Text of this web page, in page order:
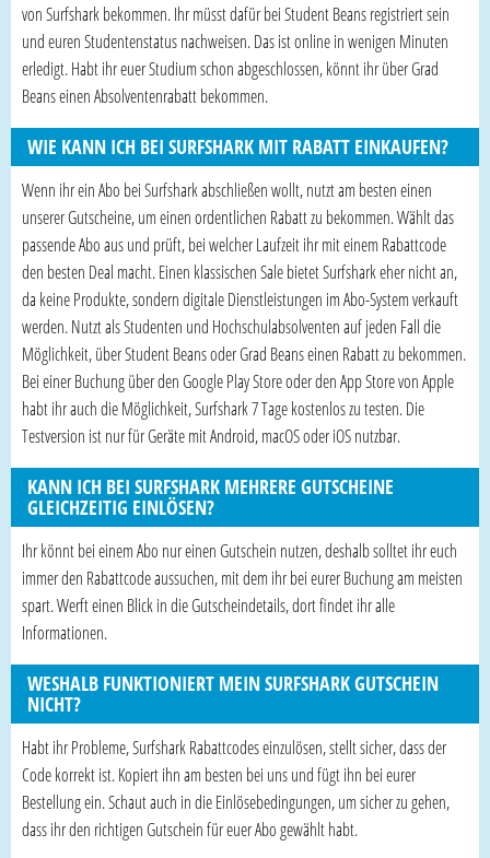
von Surfshark bekommen. Ihr müsst dafür bei Student Beans registriert sein
und euren Studentenstatus nachweisen. Das ist online in wenigen Minuten
erledigt. Habt ihr euer Studium schon abgeschlossen, könnt ihr über Grad
Beans einen Absolventenrabatt bekommen.
WIE KANN ICH BEI SURFSHARK MIT RABATT EINKAUFEN?
Wenn ihr ein Abo bei Surfshark abschließen wollt, nutzt am besten einen
unserer Gutscheine, um einen ordentlichen Rabatt zu bekommen. Wählt das
passende Abo aus und prüft, bei welcher Laufzeit ihr mit einem Rabattcode
den besten Deal macht. Einen klassischen Sale bietet Surfshark eher nicht an,
da keine Produkte, sondern digitale Dienstleistungen im Abo-System verkauft
werden. Nutzt als Studenten und Hochschulabsolventen auf jeden Fall die
Möglichkeit, über Student Beans oder Grad Beans einen Rabatt zu bekommen.
Bei einer Buchung über den Google Play Store oder den App Store von Apple
habt ihr auch die Möglichkeit, Surfshark 7 Tage kostenlos zu testen. Die
Testversion ist nur für Geräte mit Android, macOS oder iOS nutzbar.
KANN ICH BEI SURFSHARK MEHRERE GUTSCHEINE
GLEICHZEITIG EINLÖSEN?
Ihr könnt bei einem Abo nur einen Gutschein nutzen, deshalb solltet ihr euch
immer den Rabattcode aussuchen, mit dem ihr bei eurer Buchung am meisten
spart. Werft einen Blick in die Gutscheindetails, dort findet ihr alle
Informationen.
WESHALB FUNKTIONIERT MEIN SURFSHARK GUTSCHEIN
NICHT?
Habt ihr Probleme, Surfshark Rabattcodes einzulösen, stellt sicher, dass der
Code korrekt ist. Kopiert ihn am besten bei uns und fügt ihn bei eurer
Bestellung ein. Schaut auch in die Einlösebedingungen, um sicher zu gehen,
dass ihr den richtigen Gutschein für euer Abo gewählt habt.